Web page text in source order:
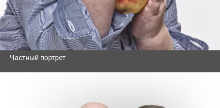
Частный портрет